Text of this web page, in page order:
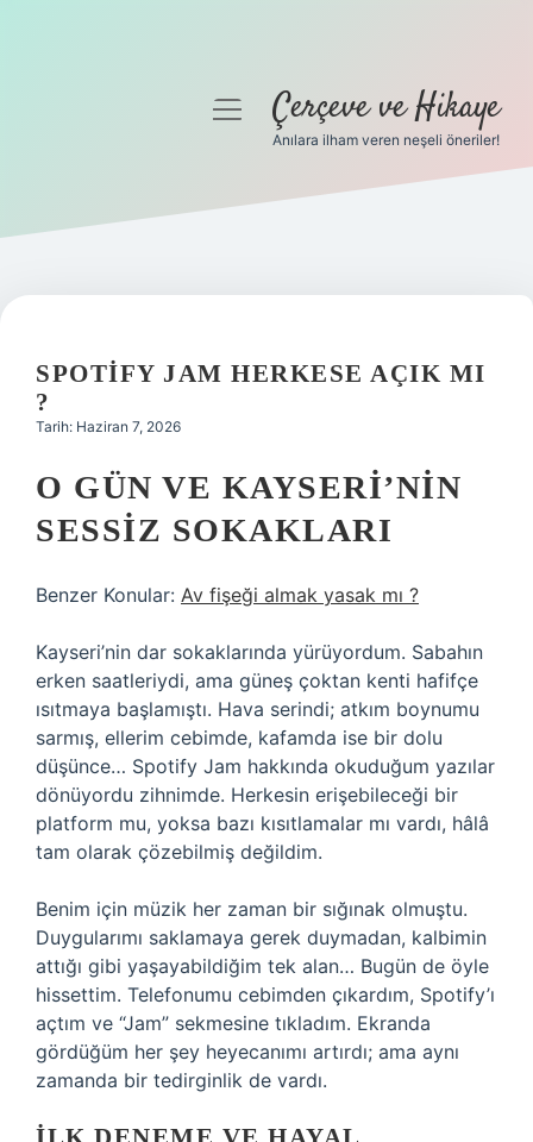
Gizlilik Politikası
Yasal Uyarı
menüyüÇerçeve ve Hikaye
Anılara ilham veren neşeli öneriler!
SPOTIFY JAM HERKESE AÇIK MI
?
Tarih: Haziran 7, 2026
O GÜN VE KAYSERI’NIN
SESSIZ SOKAKLARI
Benzer Konular: Av fişeği almak yasak mı ?
Kayseri’nin dar sokaklarında yürüyordum. Sabahın
erken saatleriydi, ama güneş çoktan kenti hafifçe
ısıtmaya başlamıştı. Hava serindi; atkım boynumu
sarmış, ellerim cebimde, kafamda ise bir dolu
düşünce… Spotify Jam hakkında okuduğum yazılar
dönüyordu zihnimde. Herkesin erişebileceği bir
platform mu, yoksa bazı kısıtlamalar mı vardı, hâlâ
tam olarak çözebilmiş değildim.
Benim için müzik her zaman bir sığınak olmuştu.
Duygularımı saklamaya gerek duymadan, kalbimin
attığı gibi yaşayabildiğim tek alan… Bugün de öyle
hissettim. Telefonumu cebimden çıkardım, Spotify’ı
açtım ve “Jam” sekmesine tıkladım. Ekranda
gördüğüm her şey heyecanımı artırdı; ama aynı
zamanda bir tedirginlik de vardı.